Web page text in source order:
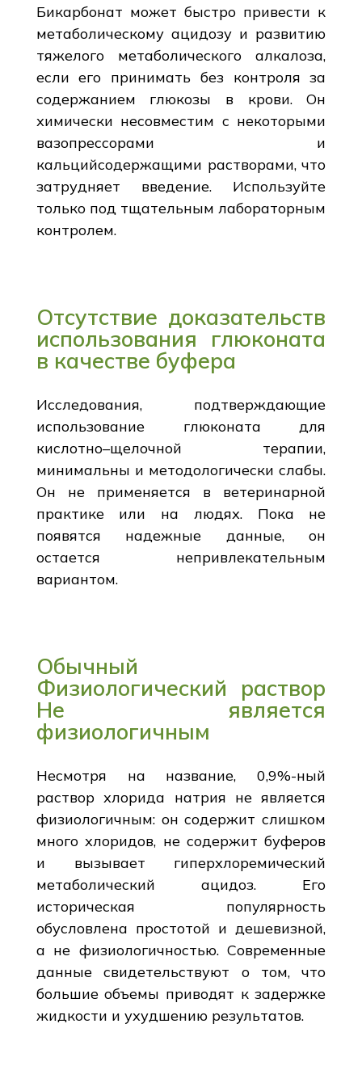
Бикарбонат может быстро привести к
метаболическому ацидозу и развитию
тяжелого метаболического алкалоза,
если его принимать без контроля за
содержанием глюкозы в крови. Он
химически несовместим с некоторыми
вазопрессорами и
кальцийсодержащими растворами, что
затрудняет введение. Используйте
только под тщательным лабораторным
контролем.
Отсутствие доказательств
использования глюконата
в качестве буфера
Исследования, подтверждающие
использование глюконата для
кислотно–щелочной терапии,
минимальны и методологически слабы.
Он не применяется в ветеринарной
практике или на людях. Пока не
появятся надежные данные, он
остается непривлекательным
вариантом.
Обычный
Физиологический раствор
Не является
физиологичным
Несмотря на название, 0,9%-ный
раствор хлорида натрия не является
физиологичным: он содержит слишком
много хлоридов, не содержит буферов
и вызывает гиперхлоремический
метаболический ацидоз. Его
историческая популярность
обусловлена простотой и дешевизной,
а не физиологичностью. Современные
данные свидетельствуют о том, что
большие объемы приводят к задержке
жидкости и ухудшению результатов.